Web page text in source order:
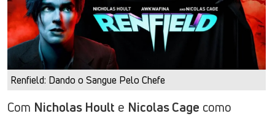
Renfield: Dando o Sangue Pelo Chefe
Com Nicholas Hoult e Nicolas Cage como